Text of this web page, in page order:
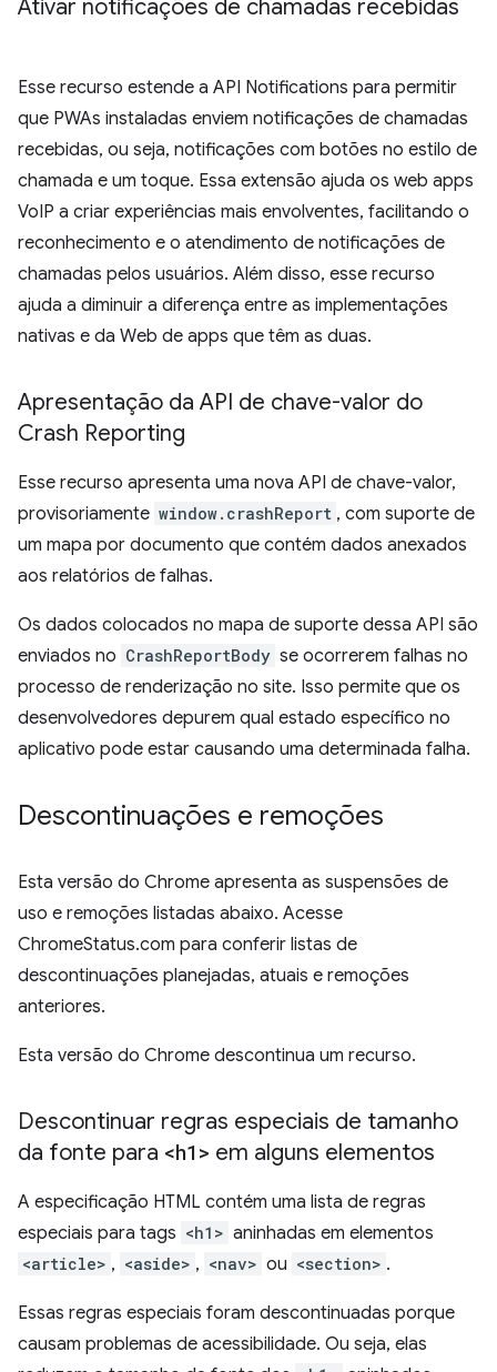
Ativar notificações de chamadas recebidas
Esse recurso estende a API Notifications para permitir
que PWAs instaladas enviem notificações de chamadas
recebidas, ou seja, notificações com botões no estilo de
chamada e um toque. Essa extensão ajuda os web apps
VoIP a criar experiências mais envolventes, facilitando o
reconhecimento e o atendimento de notificações de
chamadas pelos usuários. Além disso, esse recurso
ajuda a diminuir a diferença entre as implementações
nativas e da Web de apps que têm as duas.
Apresentação da API de chave-valor do
Crash Reporting
Esse recurso apresenta uma nova API de chave-valor,
provisoriamente window.crashReport , com suporte de
um mapa por documento que contém dados anexados
aos relatórios de falhas.
Os dados colocados no mapa de suporte dessa API são
enviados no CrashReportBody se ocorrerem falhas no
processo de renderização no site. Isso permite que os
desenvolvedores depurem qual estado específico no
aplicativo pode estar causando uma determinada falha.
Descontinuações e remoções
Esta versão do Chrome apresenta as suspensões de
uso e remoções listadas abaixo. Acesse
ChromeStatus.com para conferir listas de
descontinuações planejadas, atuais e remoções
anteriores.
Esta versão do Chrome descontinua um recurso.
Descontinuar regras especiais de tamanho
da fonte para <h1> em alguns elementos
A especificação HTML contém uma lista de regras
especiais para tags <h1> aninhadas em elementos
<article> , <aside> , <nav> ou <section> .
Essas regras especiais foram descontinuadas porque
causam problemas de acessibilidade. Ou seja, elas